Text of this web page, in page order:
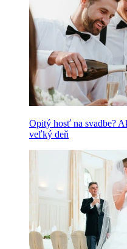
Opitý hosť na svadbe?
veľký deň